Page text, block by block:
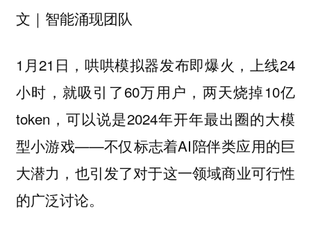
文｜智能涌现团队
1月21日，哄哄模拟器发布即爆火，上线24
小时，就吸引了60万用户，两天烧掉10亿
token，可以说是2024年开年最出圈的大模
型小游戏——不仅标志着AI陪伴类应用的巨
大潜力，也引发了对于这一领域商业可行性
的广泛讨论。